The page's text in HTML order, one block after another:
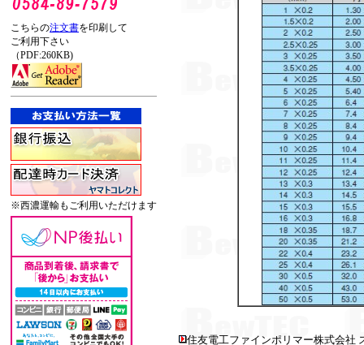
住友電工ファインポリマー株式会社
こちらの注文書を印刷して
ご利用下さい
（PDF:260KB)
※西濃運輸もご利用いただけます